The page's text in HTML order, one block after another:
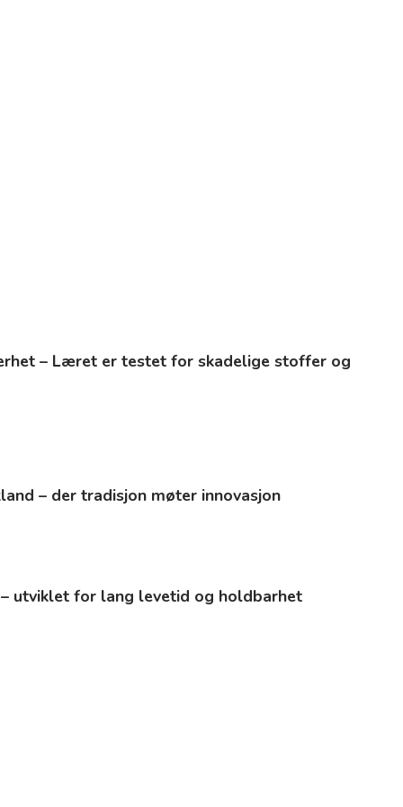
– Læret er testet for skadelige stoffer og
– der tradisjon møter innovasjon
utviklet for lang levetid og holdbarhet